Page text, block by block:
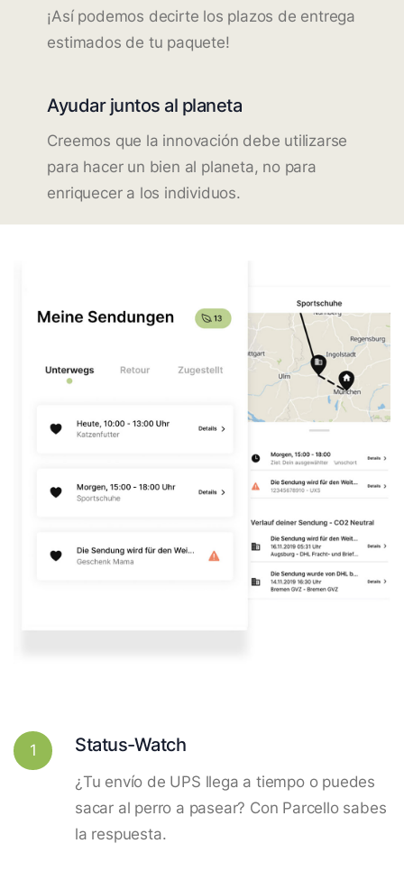
¡Así podemos decirte los plazos de entrega
estimados de tu paquete!
Ayudar juntos al planeta
Creemos que la innovación debe utilizarse
para hacer un bien al planeta, no para
enriquecer a los individuos.
1 Status-Watch
¿Tu envío de UPS llega a tiempo o puedes
sacar al perro a pasear? Con Parcello sabes
la respuesta.